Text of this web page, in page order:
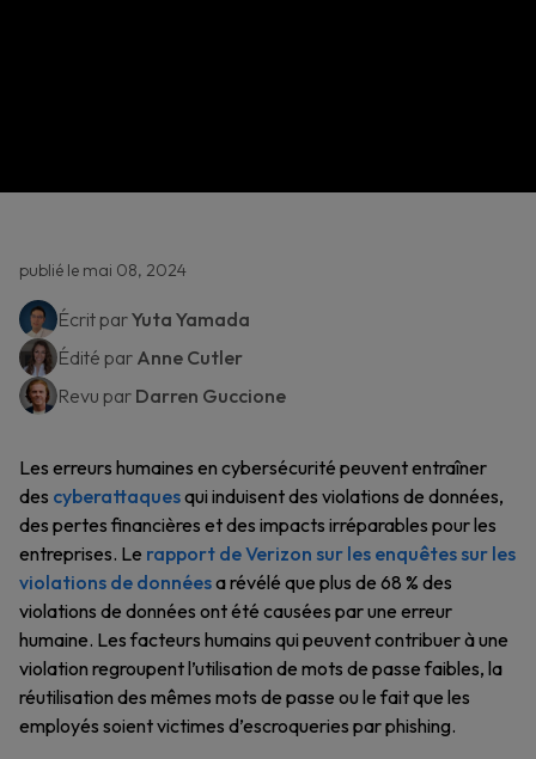
publié le mai 08, 2024
Écrit parYuta Yamada
Édité par Anne Cutler
Revu par Darren Guccione
Les erreurs humaines en cybersécurité peuvent entraîner
des cyberattaquesqui induisent des violations de données,
des pertes financières et des impacts irréparables pour les
entreprises. Le rapport de Verizon sur les enquêtes sur les
violations de donnéesa révélé que plus de 68 % des
violations de données ont été causées par une erreur
humaine. Les facteurs humains qui peuvent contribuer à une
violation regroupent l’utilisation de mots de passe faibles, la
réutilisation des mêmes mots de passe ou le fait que les
employés soient victimes d’escroqueries par phishing.